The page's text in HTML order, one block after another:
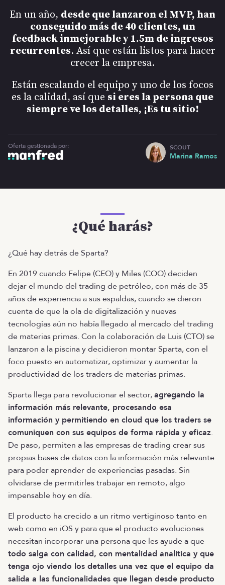
En un año, desde que lanzaron el MVP, han
conseguido más de 40 clientes, un
feedback inmejorable y 1.5m de ingresos
recurrentes. Así que están listos para hacer
crecer la empresa.
Están escalando el equipo y uno de los focos
es la calidad, así que si eres la persona que
siempre ve los detalles, ¡Es tu sitio!
Oferta gestionada por: SCOUT
Marina Ramos
¿Qué harás?
¿Qué hay detrás de Sparta?
En 2019 cuando Felipe (CEO) y Miles (COO) deciden
dejar el mundo del trading de petróleo, con más de 35
años de experiencia a sus espaldas, cuando se dieron
cuenta de que la ola de digitalización y nuevas
tecnologías aún no había llegado al mercado del trading
de materias primas. Con la colaboración de Luis (CTO) se
lanzaron a la piscina y decidieron montar Sparta, con el
foco puesto en automatizar, optimizar y aumentar la
productividad de los traders de materias primas.
Sparta llega para revolucionar el sector,agregando la
información más relevante, procesando esa
información y permitiendo en cloud que los traders se
comuniquen con sus equipos de forma rápida y eficaz.
De paso, permiten a las empresas de trading crear sus
propias bases de datos con la información más relevante
para poder aprender de experiencias pasadas. Sin
olvidarse de permitirles trabajar en remoto, algo
impensable hoy en día.
El producto ha crecido a un ritmo vertiginoso tanto en
web como en iOS y para que el producto evoluciones
necesitan incorporar una persona que les ayude a que
todo salga con calidad, con mentalidad analítica y que
tenga ojo viendo los detalles una vez que el equipo da
salida a las funcionalidades que llegan desde producto